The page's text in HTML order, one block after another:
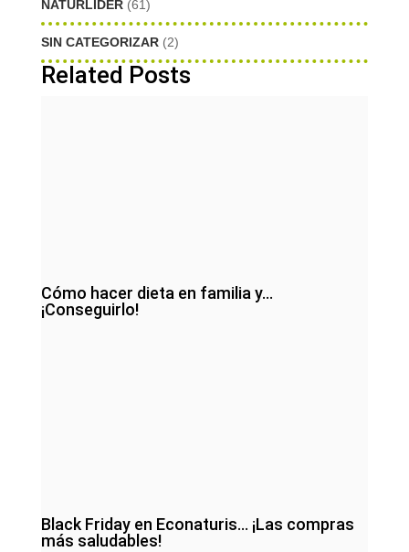
NATURLIDER (61)
SIN CATEGORIZAR (2)
Related Posts
Cómo hacer dieta en familia y…
¡Conseguirlo!
Black Friday en Econaturis… ¡Las compras
más saludables!